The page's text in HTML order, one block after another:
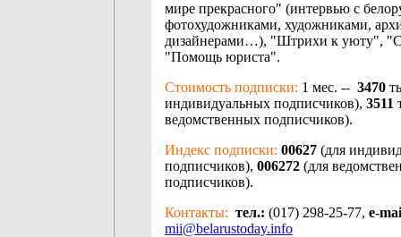
мире прекрасного" (интервью с
фотохудожниками, художниками,
дизайнерами…), "Штрихи к уюту",
"Помощь юриста".
Стоимость подписки: 1 мес. -- 3470
индивидуальных подписчиков), 3511
ведомственных подписчиков).
Индекс подписки: 00627 (для
подписчиков), 006272 (для
подписчиков).
Контакты: тел.: (017) 298-25-77, e-
mii@belarustoday.info